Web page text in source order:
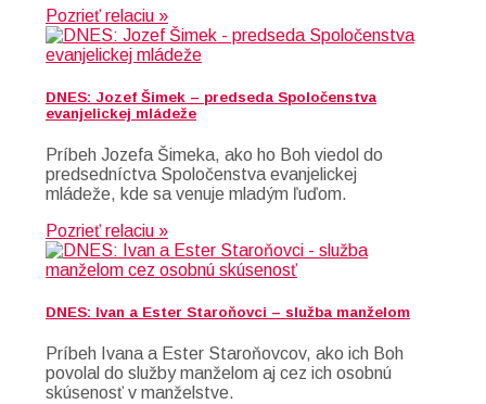
Pozrieť relaciu »
DNES: Jozef Šimek – predseda Spoločenstva
evanjelickej mládeže
Príbeh Jozefa Šimeka, ako ho Boh viedol do
predsedníctva Spoločenstva evanjelickej
mládeže, kde sa venuje mladým ľuďom.
Pozrieť relaciu »
DNES: Ivan a Ester Staroňovci – služba manželom
Príbeh Ivana a Ester Staroňovcov, ako ich Boh
povolal do služby manželom aj cez ich osobnú
skúsenosť v manželstve.